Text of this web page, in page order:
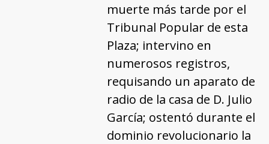
muerte más tarde por el
Tribunal Popular de esta
Plaza; intervino en
numerosos registros,
requisando un aparato de
radio de la casa de D. Julio
García; ostentó durante el
dominio revolucionario la